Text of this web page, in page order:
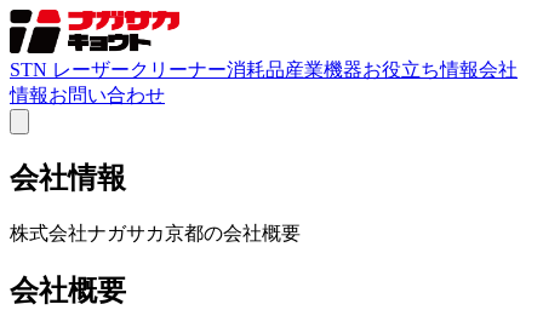
STN レーザークリーナー消耗品産業機器お役立ち情報会社
情報お問い合わせ
会社情報
株式会社ナガサカ京都の会社概要
会社概要